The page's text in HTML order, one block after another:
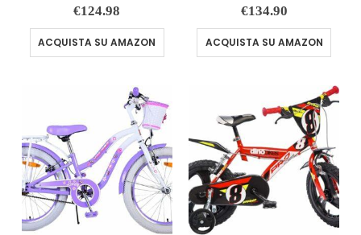
€124.98
ACQUISTA SU AMAZON
€134.90
ACQUISTA SU AMAZON